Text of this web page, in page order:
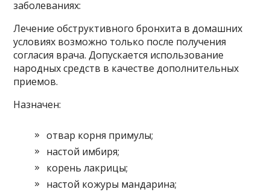
заболеваниях:
Лечение обструктивного бронхита в домашних
условиях возможно только после получения
согласия врача. Допускается использование
народных средств в качестве дополнительных
приемов.
Назначен:
отвар корня примулы;
настой имбиря;
корень лакрицы;
настой кожуры мандарина;